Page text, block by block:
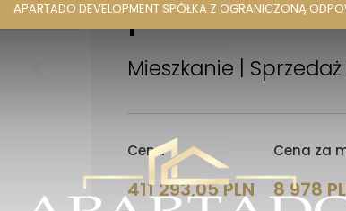
APARTADO DEVELOPMENT SPÓŁKA Z OGRANICZONĄ
|
Mieszkanie | Sprzedaż |
Cena
411 293,05 PLN
Cena za
8 978